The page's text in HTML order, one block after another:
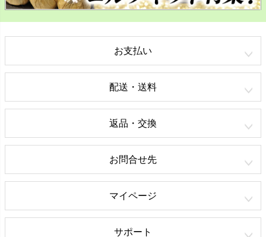
お支払い
配送・送料
返品・交換
お問合せ先
マイページ
サポート